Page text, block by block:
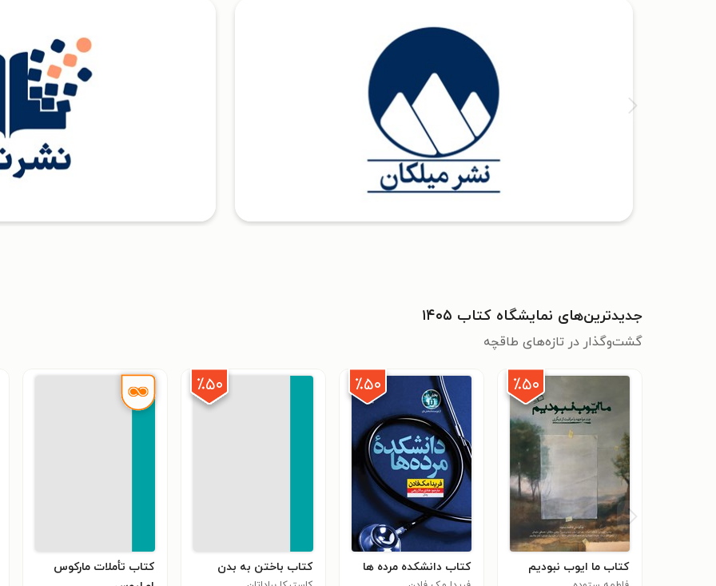
جدیدترین‌های نمایشگاه کتاب ۱۴۰۵
گشت‌وگذار در تازه‌های طاقچه
٪۵۰
کتاب ما ایوب نبودیم
٪۵۰
کتاب دانشکده مرده ها
٪۵۰
کتاب باختن به بدن
کتاب تأملات مارکوس